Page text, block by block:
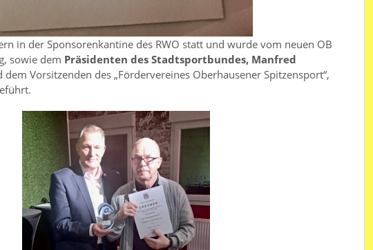
in der Sponsorenkantine des RWO statt und wurde vom neuen OB
sowie dem Präsidenten des Stadtsportbundes, Manfred
dem Vorsitzenden des „Fördervereines Oberhausener Spitzensport“,